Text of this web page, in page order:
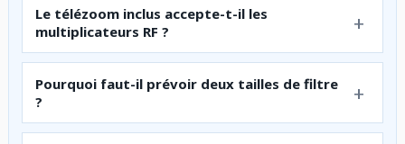
Le télézoom inclus accepte-t-il les
multiplicateurs RF ?
Pourquoi faut-il prévoir deux tailles de filtre
?